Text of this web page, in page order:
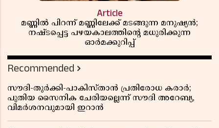
Article
മണ്ണിൽ പിറന്ന് മണ്ണിലേക്ക് മടങ്ങുന്ന മനുഷ്യൻ;
നഷ്ടപ്പെട്ട പഴയകാലത്തിൻ്റെ മധുരിക്കുന്ന
ഓർമക്കുറിപ്പ്
Recommended
സൗദി-തുർക്കി-പാകിസ്താൻ പ്രതിരോധ കരാർ;
പുതിയ സൈനിക ചേരിയല്ലെന്ന് സൗദി അറേബ്യ,
വിമർശനവുമായി ഇറാൻ